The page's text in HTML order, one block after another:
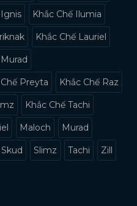
Ignis Khắc Chế Ilumia
Khắc Chế Lauriel
Preyta Khắc Chế Raz
Khắc Chế Tachi
Maloch Murad
Skud Slimz Tachi Zill